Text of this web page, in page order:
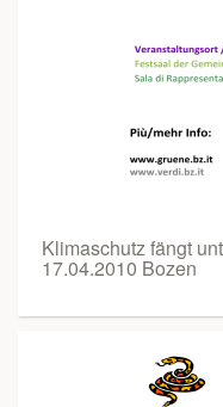
Klimaschutz fängt
17.04.2010 Bozen